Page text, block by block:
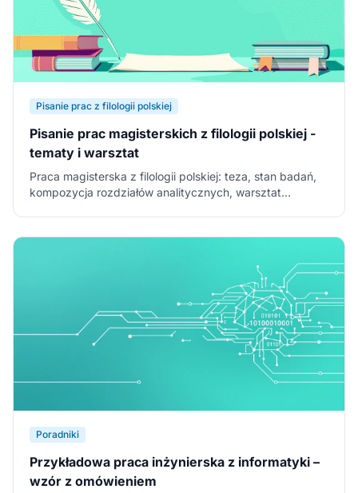
Pisanie prac z filologii polskiej
Pisanie prac magisterskich z filologii polskiej -
tematy i warsztat
Praca magisterska z filologii polskiej: teza, stan badań,
kompozycja rozdziałów analitycznych, warsztat
Poradniki
Przykładowa praca inżynierska z informatyki –
wzór z omówieniem